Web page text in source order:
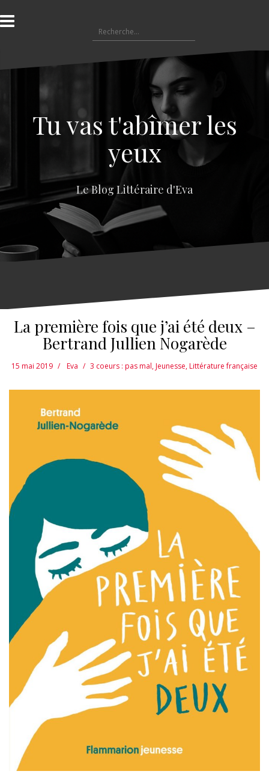
l
a
e
e
Tu vas t'abîmer les
yeux
Le Blog Littéraire d'Eva
La première fois que j’ai été deux –
Bertrand Jullien Nogarède
15 mai 2019 Eva 3 coeurs : pas mal,Jeunesse,Littérature française